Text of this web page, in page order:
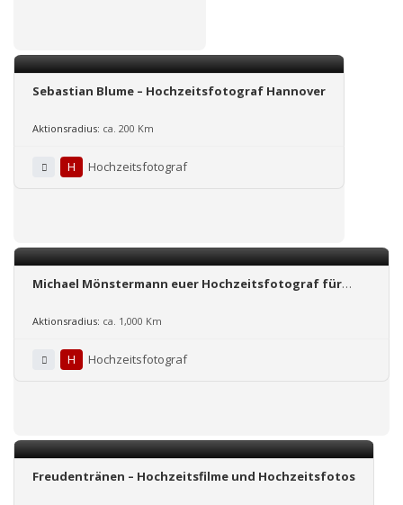
Sebastian Blume – Hochzeitsfotograf Hannover
Aktionsradius: ca. 200 Km
H Hochzeitsfotograf
Michael Mönstermann euer Hochzeitsfotograf für
Rest der Welt!
Aktionsradius: ca. 1,000 Km
H Hochzeitsfotograf
Freudentränen – Hochzeitsfilme und Hochzeitsfotos